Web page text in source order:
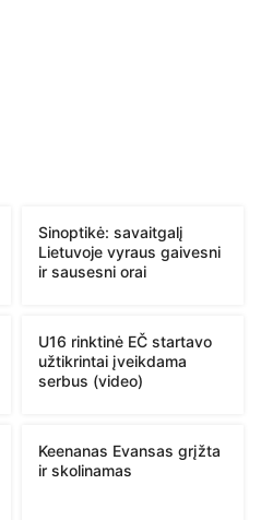
Sinoptikė: savaitgalį
Lietuvoje vyraus gaivesni
ir sausesni orai
U16 rinktinė EČ startavo
užtikrintai įveikdama
serbus (video)
Keenanas Evansas grįžta
ir skolinamas